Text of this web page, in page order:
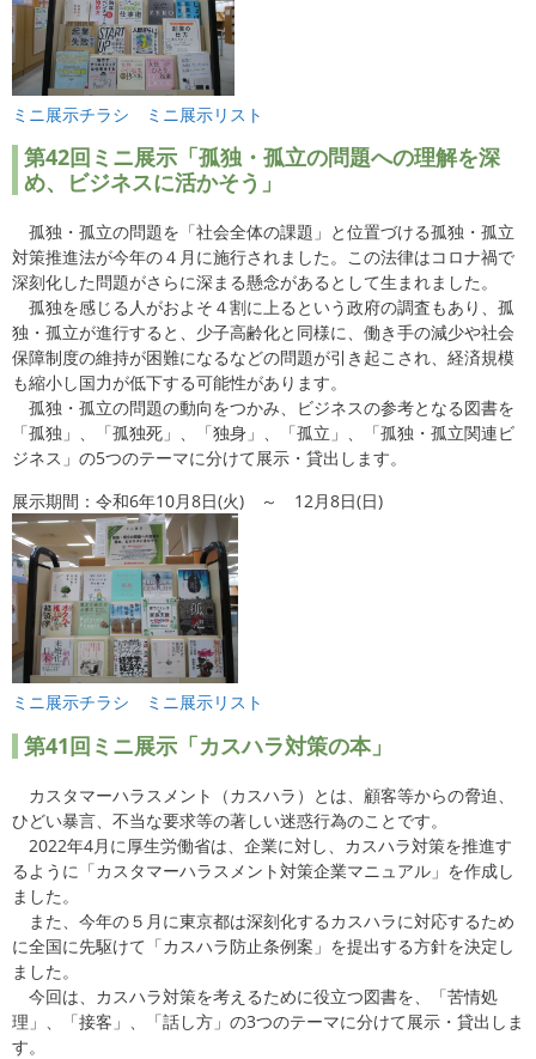
ミニ展示チラシ ミニ展示リスト
第42回ミニ展示「孤独・孤立の問題への理解を深
め、ビジネスに活かそう」
孤独・孤立の問題を「社会全体の課題」と位置づける孤独・孤立
対策推進法が今年の４月に施行されました。この法律はコロナ禍で
深刻化した問題がさらに深まる懸念があるとして生まれました。
孤独を感じる人がおよそ４割に上るという政府の調査もあり、孤
独・孤立が進行すると、少子高齢化と同様に、働き手の減少や社会
保障制度の維持が困難になるなどの問題が引き起こされ、経済規模
も縮小し国力が低下する可能性があります。
孤独・孤立の問題の動向をつかみ、ビジネスの参考となる図書を
「孤独」、「孤独死」、「独身」、「孤立」、「孤独・孤立関連ビ
ジネス」の5つのテーマに分けて展示・貸出します。
展示期間：令和6年10月8日(火) ～ 12月8日(日)
ミニ展示チラシ ミニ展示リスト
第41回ミニ展示「カスハラ対策の本」
カスタマーハラスメント（カスハラ）とは、顧客等からの脅迫、
ひどい暴言、不当な要求等の著しい迷惑行為のことです。
2022年4月に厚生労働省は、企業に対し、カスハラ対策を推進す
るように「カスタマーハラスメント対策企業マニュアル」を作成し
ました。
また、今年の５月に東京都は深刻化するカスハラに対応するため
に全国に先駆けて「カスハラ防止条例案」を提出する方針を決定し
ました。
今回は、カスハラ対策を考えるために役立つ図書を、「苦情処
理」、「接客」、「話し方」の3つのテーマに分けて展示・貸出しま
す。